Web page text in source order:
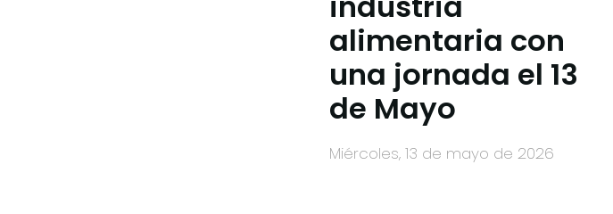
alimentaria con
una jornada el 13
de Mayo
miércoles, 13 de mayo de 2026